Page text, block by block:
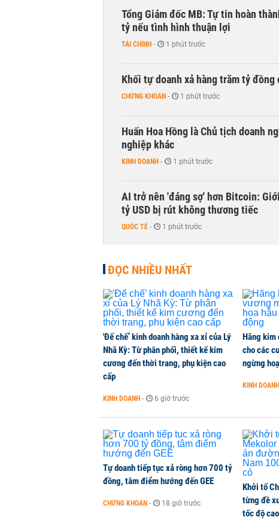
Tổng Giám đốc MB: Tự tin hoàn
tỷ nếu tình hình thuận lợi
TÀI CHÍNH - 1 phút trước
Khối tự doanh xả hàng trăm tỷ đồng
CHỨNG KHOÁN - 1 phút trước
Huấn Hoa Hồng là Chủ tịch doanh
nghiệp khác
KINH DOANH - 1 phút trước
AI trở nên 'đáng sợ' hơn Bitcoin:
tỷ USD bị rút không thương tiếc
QUỐC TẾ - 1 phút trước
Doanh nghiệp duy nhất sản xuất
đồng nào từ ngân hàng
KINH DOANH - 1 phút trước
Con gái tỷ phú Phạm Nhật Vượng
1 phút trước
Hơn 227.000 tài khoản gia nhập
CHỨNG KHOÁN - 1 phút trước
Cuộc đua 'xuống phố' của ngân
KINH DOANH - 1 phút trước
ĐỌC NHIỀU NHẤT
'Đế chế’ kinh doanh hàng xa xỉ của Lý
Nhã Kỳ: Từ phân phối, thiết kế kim
cương đến thời trang, phụ kiện cao
cấp
KINH DOANH - 6 giờ trước
Hãng
cho các
ngừng
KINH DOANH
Tự doanh tiếp tục xả ròng hơn 700 tỷ
đồng, tâm điểm hướng đến GEE
CHỨNG KHOÁN - 18 giờ trước
Khởi tố
từng đề
tốc độ